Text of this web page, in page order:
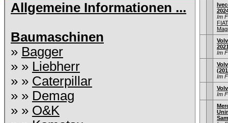
Allgemeine Informationen ...
Baumaschinen
» Bagger
» » Liebherr
» » Caterpillar
» » Demag
» » O&K
Im
Im
Im
Im